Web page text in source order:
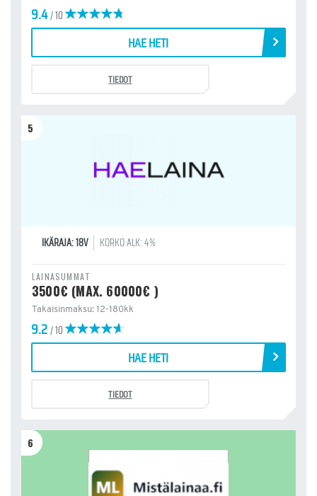
9.4/ 10
HAE HETI
TIEDOT
5
IKÄRAJA: 18V KORKO ALK: 4%
LAINASUMMAT
3500€ (MAX. 60000€ )
Takaisinmaksu: 12-180kk
9.2/ 10
HAE HETI
TIEDOT
6